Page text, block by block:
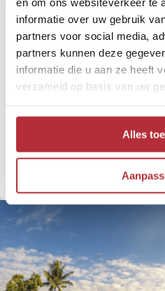
informatie over uw gebruik
partners voor social media,
partners kunnen deze
informatie die u aan ze heeft
verzameld op basis van uw
Alles
Ontdek jouw
Waar gaat jouw volgende reis
bestemmingen die echt bij je
Doe het Riksja's